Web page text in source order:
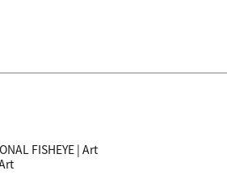
FISHEYE | Art